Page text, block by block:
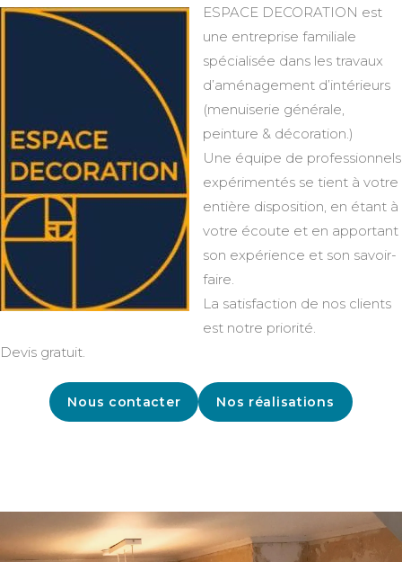
ESPACE DECORATION est
une entreprise familiale
spécialisée dans les travaux
d’aménagement d’intérieurs
(menuiserie générale,
peinture & décoration.)
Une équipe de professionnels
expérimentés se tient à votre
entière disposition, en étant à
votre écoute et en apportant
son expérience et son savoir-
faire.
La satisfaction de nos clients
est notre priorité.
Devis gratuit.
Nous contacter Nos réalisations